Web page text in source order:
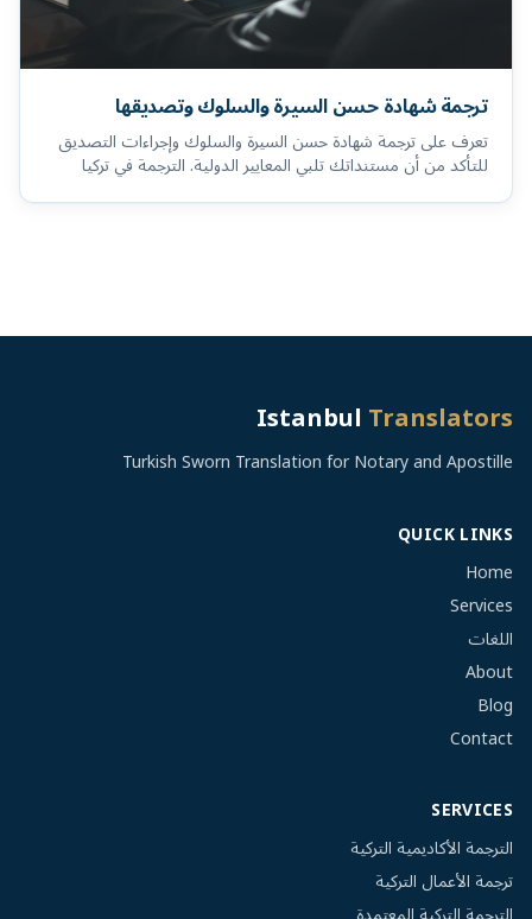
ترجمة شهادة حسن السيرة والسلوك وتصديقها
تعرف على ترجمة شهادة حسن السيرة والسلوك وإجراءات التصديق
للتأكد من أن مستنداتك تلبي المعايير الدولية. الترجمة في تركيا
IstanbulTranslators
Turkish Sworn Translation for Notary and Apostille
QUICK LINKS
Home
Services
اللغات
About
Blog
Contact
SERVICES
الترجمة الأكاديمية التركية
ترجمة الأعمال التركية